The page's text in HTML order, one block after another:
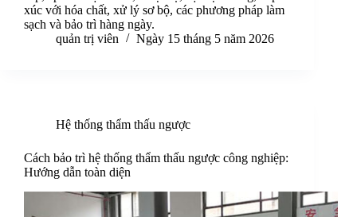
xúc với hóa chất, xử lý sơ bộ, các phương pháp làm
sạch và bảo trì hàng ngày.
quản trị viên
Ngày 15 tháng 5 năm 2026
Hệ thống thẩm thấu ngược
Cách bảo trì hệ thống thẩm thấu ngược công nghiệp:
Hướng dẫn toàn diện